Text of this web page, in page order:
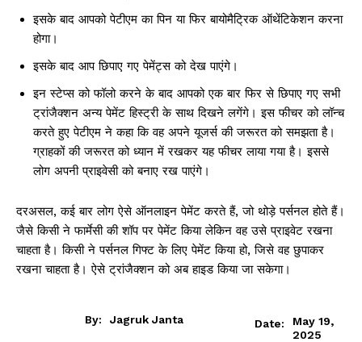
इसके बाद आपको पेटीएम का पिन या फिर बायोमैट्रिक ऑथेंटिकेशन करना
होगा।
इसके बाद आप छिपाए गए पेमेंट्स को देख पाएंगे।
इन स्टेप्स को फॉलो करने के बाद आपको एक बार फिर से छिपाए गए सभी
ट्रांजैक्शन अन्य पेमेंट हिस्ट्री के साथ दिखने लगेंगे। इस फीचर को लॉन्च
करते हुए पेटीएम ने कहा कि वह अपने यूजर्स की जरूरत को समझता है।
ग्राहकों की जरूरत को ध्‍यान में रखकर यह फीचर लाया गया है। इससे
लोग अपनी प्राइवेसी को बनाए रख पाएंगे।
दरअसल, कई बार लोग ऐसे ऑनलाइन पेमेंट करते हैं, जो थोड़े पर्सनल होते हैं।
जैसे किसी ने फार्मेसी की शॉप पर पेमेंट किया लेकिन वह उसे प्राइवेट रखना
चाहता है। किसी ने पर्सनल गिफ्ट के लिए पेमेंट किया हो, जिसे वह छुपाकर
रखना चाहता है। ऐसे ट्रांजैक्‍शन को अब हाइड किया जा सकेगा।
By: Jagruk Janta Date:
May 19,
2025